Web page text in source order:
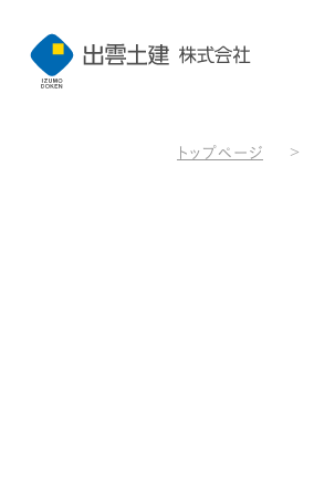
トップページ >